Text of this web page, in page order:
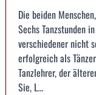
Die beiden
Sechs Tanzstunden
verschiedener nicht
erfolgreich als
Tanzlehrer, der
Sie, L...